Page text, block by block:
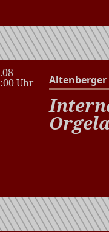
Uhr Altenberger